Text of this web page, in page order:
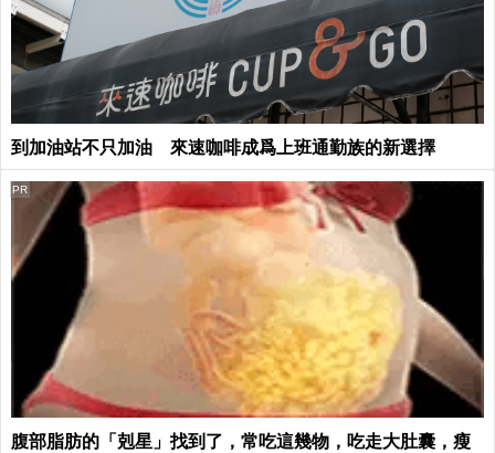
到加油站不只加油 來速咖啡成爲上班通勤族的新選擇
腹部脂肪的「剋星」找到了，常吃這幾物，吃走大肚囊，瘦
PR